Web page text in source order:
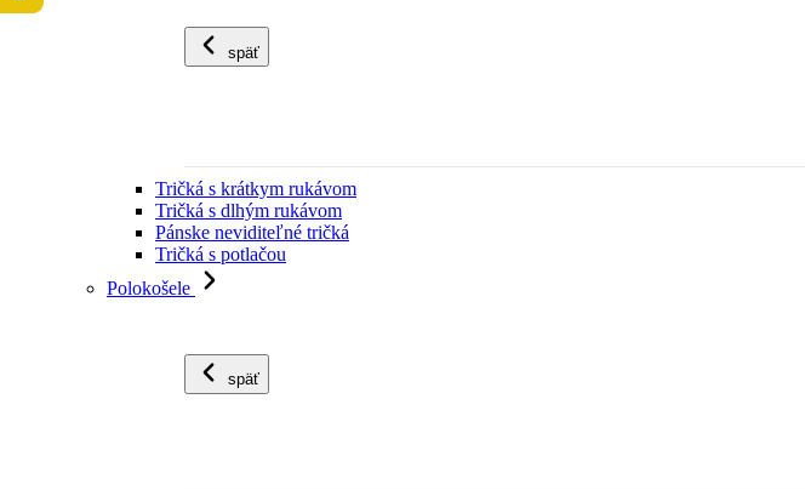
späť
Tričká s krátkym rukávom
Tričká s dlhým rukávom
Pánske neviditeľné tričká
Tričká s potlačou
Polokošele
späť